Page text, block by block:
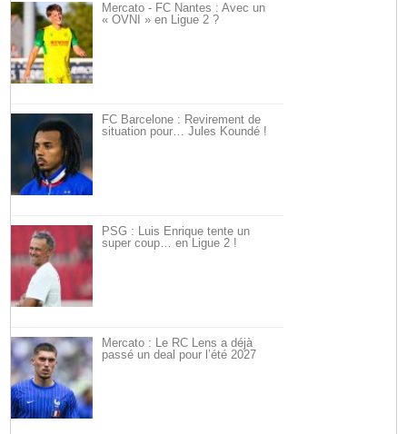
Mercato - FC Nantes : Avec un
« OVNI » en Ligue 2 ?
FC Barcelone : Revirement de
situation pour… Jules Koundé !
PSG : Luis Enrique tente un
super coup… en Ligue 2 !
Mercato : Le RC Lens a déjà
passé un deal pour l’été 2027